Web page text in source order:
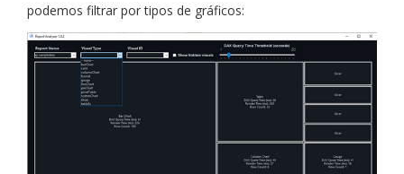
podemos filtrar por tipos de gráficos: